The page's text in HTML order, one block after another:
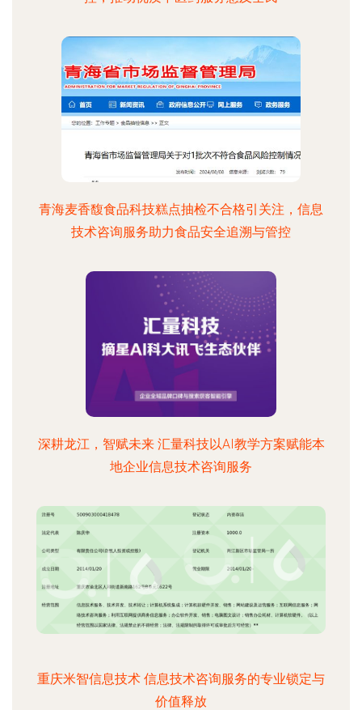
青海麦香馥食品科技糕点抽检不合格引关注，信息
技术咨询服务助力食品安全追溯与管控
深耕龙江，智赋未来 汇量科技以AI教学方案赋能本
地企业信息技术咨询服务
重庆米智信息技术 信息技术咨询服务的专业锁定与
价值释放